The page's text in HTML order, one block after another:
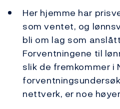
Her hjemme har
som ventet, og
bli om lag som
Forventningene til
slik de fremkommer i
nettverk, er noe